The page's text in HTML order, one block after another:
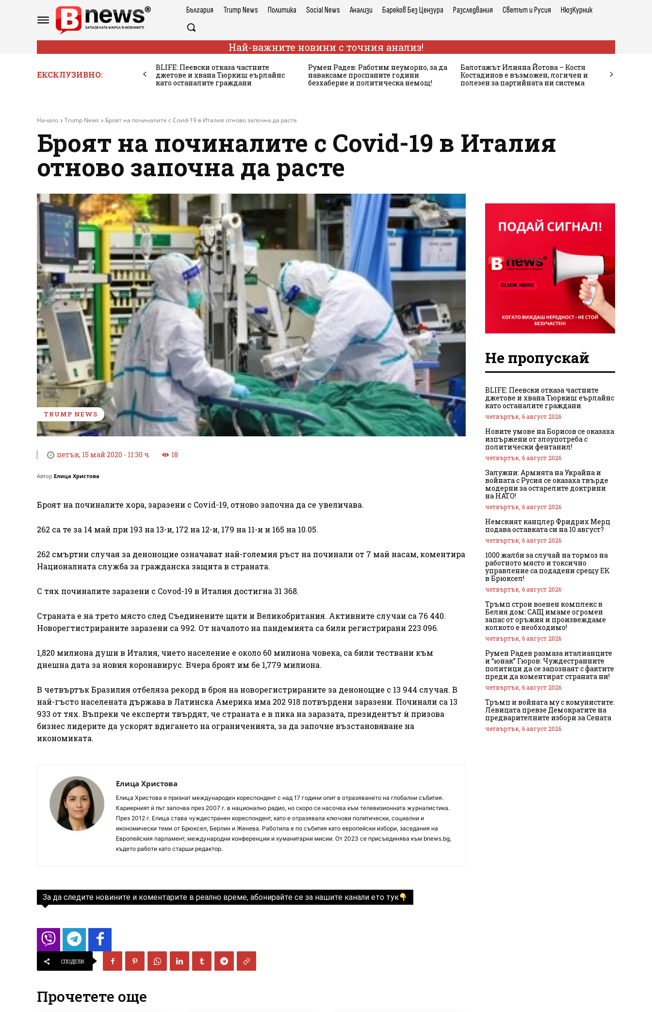
България Trump News Политика Social News Анализи Бареков Без Цензура Разследвания Светът и Русия НюзКурник
Най-важните новини с точния анализ!
ЕКСКЛУЗИВНО:
BLIFE: Пеевски отказа частните
джетове и хвана Тюркиш еърлайнс
като останалите граждани
Румен Радев: Работим неуморно, за да
наваксаме проспаните години
безхаберие и политическа немощ!
Балотажът Илияна Йотова – Костя
Костадинов е възможен, логичен и
полезен за партийната ни система
Начало Trump News Броят на починалите с Covid-19 в Италия отново започна да расте
Броят на починалите с Covid-19 в Италия
отново започна да расте
TRUMP NEWS
петък, 15 май 2020 - 11:30 ч. 18
Автор Елица Христова
Броят на починалите хора, заразени с Covid-19, отново започна да се увеличава.
262 са те за 14 май при 193 на 13-и, 172 на 12-и, 179 на 11-и и 165 на 10.05.
262 смъртни случая за денонощие означават най-големия ръст на починали от 7 май насам, коментира
Националната служба за гражданска защита в страната.
С тях починалите заразени с Covod-19 в Италия достигна 31 368.
Страната е на трето място след Съединените щати и Великобритания. Активните случаи са 76 440.
Новорегтистрираните заразени са 992. От началото на пандемията са били регистрирани 223 096.
1,820 милиона души в Италия, чието население е около 60 милиона човека, са били тествани към
днешна дата за новия коронавирус. Вчера броят им бе 1,779 милиона.
В четвъртък Бразилия отбеляза рекорд в броя на новорегистрираните за денонощие с 13 944 случая. В
най-гъсто населената държава в Латинска Америка има 202 918 потвърдени заразени. Починали са 13
933 от тях. Въпреки че експерти твърдят, че страната е в пика на заразата, президентът ѝ призова
бизнес лидерите да ускорят вдигането на ограниченията, за да започне възстановяване на
икономиката.
Елица Христова
Елица Христова е признат международен кореспондент с над 17 години опит в отразяването на глобални събития.
Кариерният ѝ път започва през 2007 г. в национално радио, но скоро се насочва към телевизионната журналистика.
През 2012 г. Елица става чуждестранен кореспондент, като е отразявала ключови политически, социални и
икономически теми от Брюксел, Берлин и Женева. Работила е по събития като европейски избори, заседания на
Европейския парламент, международни конференции и хуманитарни мисии. От 2023 се присъединява към bnews.bg,
където работи като старши редактор.
За да следите новините и коментарите в реално време, абонирайте се за нашите канали ето тук
СПОДЕЛИ
Прочетете още
Не пропускай
BLIFE: Пеевски отказа частните
джетове и хвана Тюркиш еърлайнс
като останалите граждани
четвъртък, 6 август 2026
Новите умове на Борисов се оказаха
изпържени от злоупотреба с
политически фентанил!
четвъртък, 6 август 2026
Залужни: Армията на Украйна и
войната с Русия се оказаха твърде
модерни за остарелите доктрини
на НАТО!
четвъртък, 6 август 2026
Немският канцлер Фридрих Мерц
подава оставката си на 10 август?
четвъртък, 6 август 2026
1000 жалби за случай на тормоз на
работното място и токсично
управление са подадени срещу ЕК
в Брюксел!
четвъртък, 6 август 2026
Тръмп строи военен комплекс в
Белия дом: САЩ имаме огромен
запас от оръжия и произвеждаме
колкото е необходимо!
четвъртък, 6 август 2026
Румен Радев размаза италианците
и “юнак” Гюров: Чуждестранните
политици да се запознаят с фактите
преди да коментират страната ни!
четвъртък, 6 август 2026
Тръмп и войната му с комунистите:
Левицата превзе Демократите на
предварителните избори за Сената
четвъртък, 6 август 2026